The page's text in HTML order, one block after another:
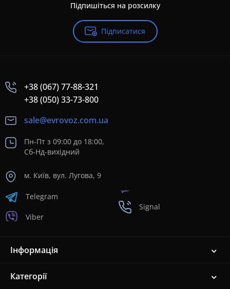
Підпишіться на розсилку
Підписатися
+38 (067) 77-88-321
+38 (050) 33-73-800
sale@evrovoz.com.ua
Пн-Пт з 09:00 до 18:00,
Сб-Нд-вихідний
м. Київ, вул. Лугова, 9
Telegram
Viber
Signal
Інформація
Категорії